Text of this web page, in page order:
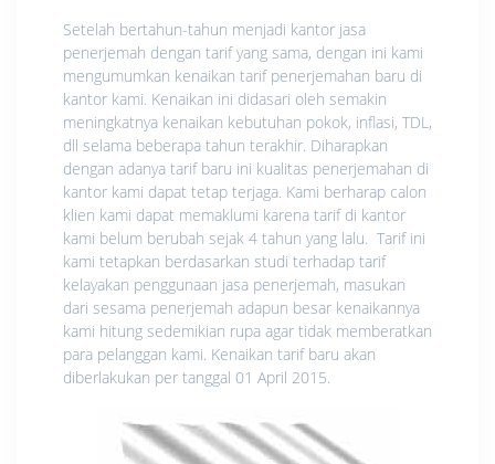
Setelah bertahun-tahun menjadi kantor jasa
penerjemah dengan tarif yang sama, dengan ini kami
mengumumkan kenaikan tarif penerjemahan baru di
kantor kami. Kenaikan ini didasari oleh semakin
meningkatnya kenaikan kebutuhan pokok, inflasi, TDL,
dll selama beberapa tahun terakhir. Diharapkan
dengan adanya tarif baru ini kualitas penerjemahan di
kantor kami dapat tetap terjaga. Kami berharap calon
klien kami dapat memaklumi karena tarif di kantor
kami belum berubah sejak 4 tahun yang lalu. Tarif ini
kami tetapkan berdasarkan studi terhadap tarif
kelayakan penggunaan jasa penerjemah, masukan
dari sesama penerjemah adapun besar kenaikannya
kami hitung sedemikian rupa agar tidak memberatkan
para pelanggan kami. Kenaikan tarif baru akan
diberlakukan per tanggal 01 April 2015.